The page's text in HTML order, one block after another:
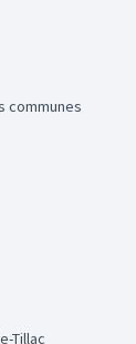
communes
Tillac